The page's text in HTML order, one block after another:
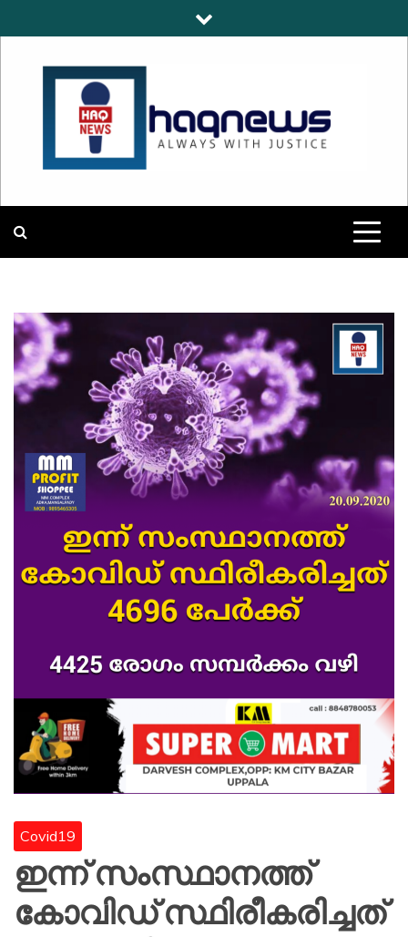
to
HAQNEWS
Covid19
ഇന്ന് സംസ്ഥാനത്ത്
കോവിഡ് സ്ഥിരീകരിച്ചത്